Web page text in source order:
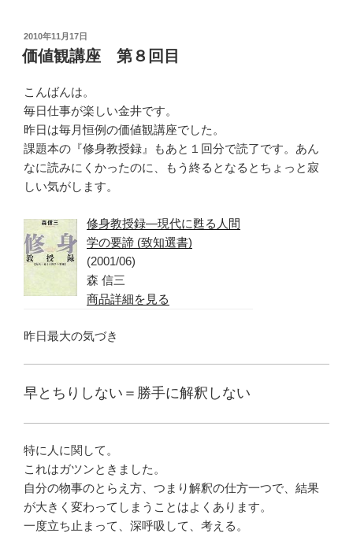
投
稿
日:
2010年11月17日
価値観講座 第８回目
こんばんは。
毎日仕事が楽しい金井です。
昨日は毎月恒例の価値観講座でした。
課題本の『修身教授録』もあと１回分で読了です。あん
なに読みにくかったのに、もう終るとなるとちょっと寂
しい気がします。
修身教授録―現代に甦る人間
学の要諦 (致知選書)
(2001/06)
森 信三
商品詳細を見る
昨日最大の気づき
早とちりしない＝勝手に解釈しない
特に人に関して。
これはガツンときました。
自分の物事のとらえ方、つまり解釈の仕方一つで、結果
が大きく変わってしまうことはよくあります。
一度立ち止まって、深呼吸して、考える。